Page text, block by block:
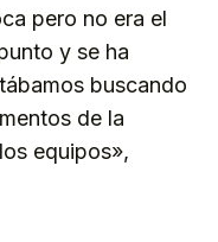
pero no era el
y se ha
buscando
de la
equipos»,